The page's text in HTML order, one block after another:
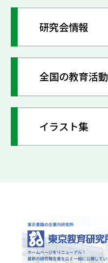
研究会情報
全国の教育活動
イラスト集